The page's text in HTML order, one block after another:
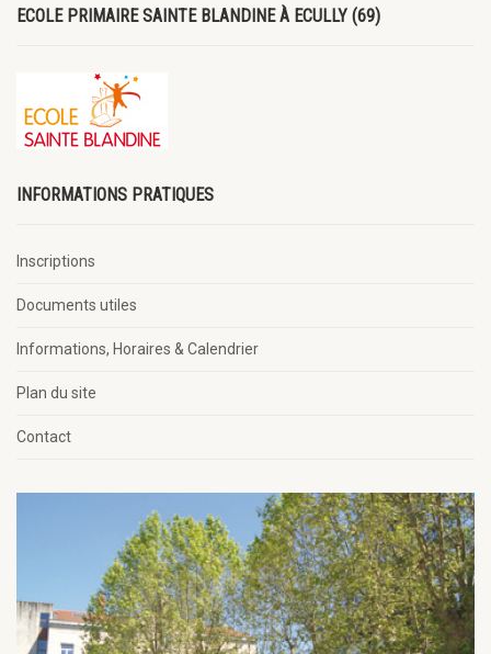
ECOLE PRIMAIRE SAINTE BLANDINE À ECULLY (69)
INFORMATIONS PRATIQUES
Inscriptions
Documents utiles
Informations, Horaires & Calendrier
Plan du site
Contact